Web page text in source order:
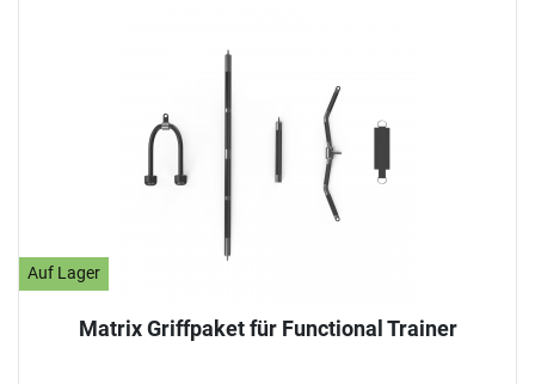
Auf Lager
Matrix Griffpaket für Functional Trainer